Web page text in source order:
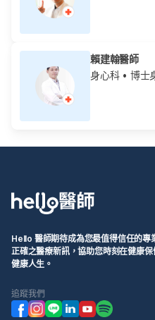
賴建翰醫師
身心科• 博士
Hello 醫師期待成為您最值得信任的
正確之醫療新訊，協助您時刻在健康
健康人生。
追蹤我們